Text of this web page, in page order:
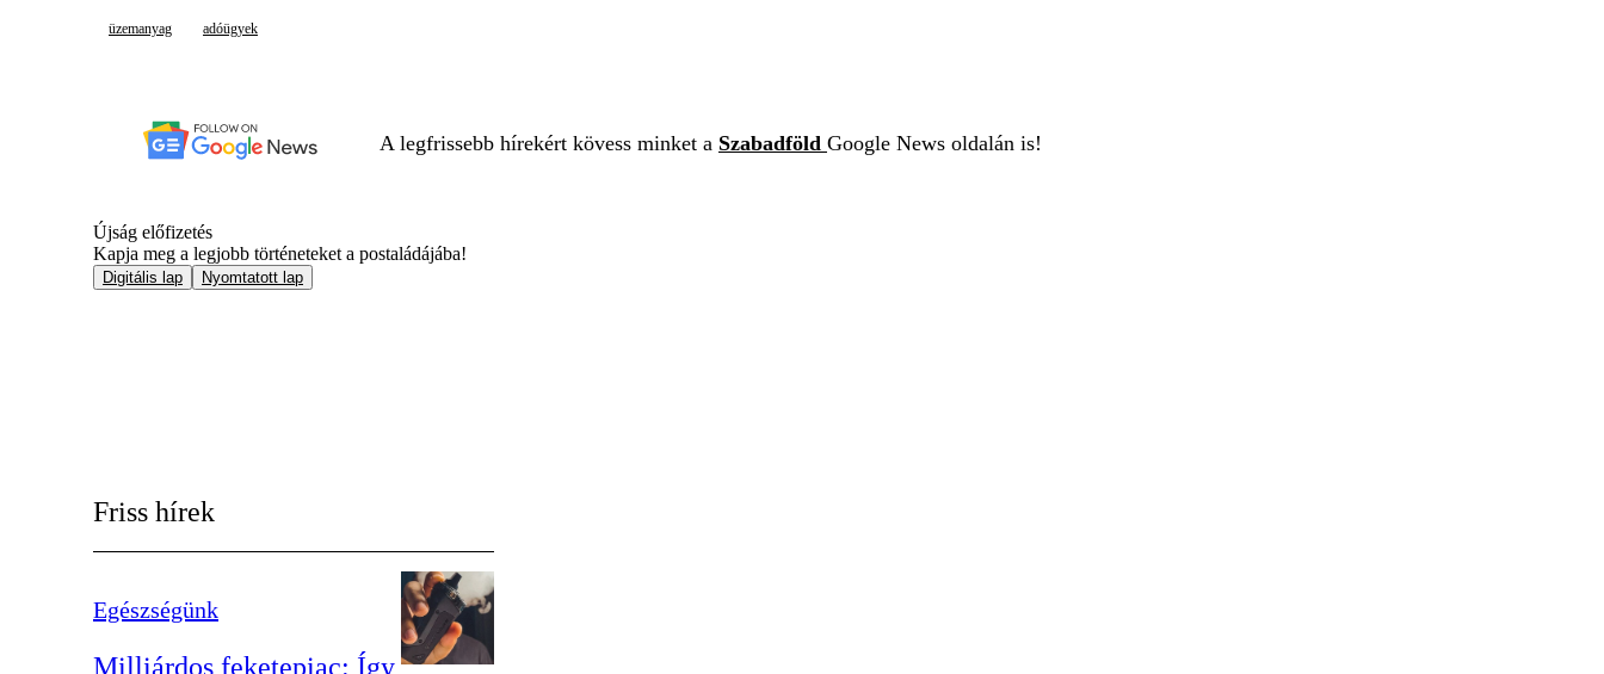
üzemanyag adóügyek
A legfrissebb hírekért kövess minket a Szabadföld Google News oldalán is!
Újság előfizetés
Kapja meg a legjobb történeteket a postaládájába!
Digitális lap Nyomtatott lap
Friss hírek
Egészségünk
Milliárdos feketepiac: Így